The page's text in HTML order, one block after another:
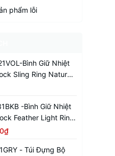
phẩm lỗi
Bình Giữ Nhiệt
Sling Ring Nature
650ml
-Bình Giữ Nhiệt
Feather Light Ring
Đen / Xanh
- Túi Đựng Bộ